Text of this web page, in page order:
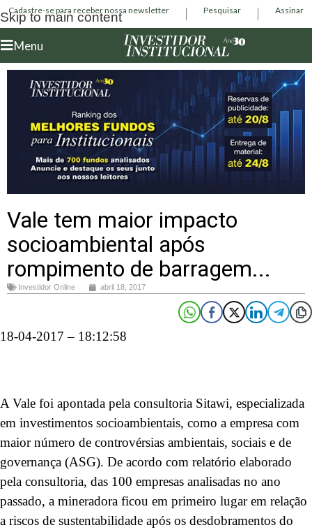
Skip to main content
Cadastre-se para receber nossa newsletter Pesquisar Assinar
Menu
Vale tem maior impacto
socioambiental após
rompimento de barragem...
Investidor Online abril 18, 2017
18-04-2017 – 18:12:58
A Vale foi apontada pela consultoria Sitawi, especializada
em investimentos socioambientais, como a empresa com
maior número de controvérsias ambientais, sociais e de
governança (ASG). De acordo com relatório elaborado
pela consultoria, das 100 empresas analisadas no ano
passado, a mineradora ficou em primeiro lugar em relação
a riscos de sustentabilidade após os desdobramentos do